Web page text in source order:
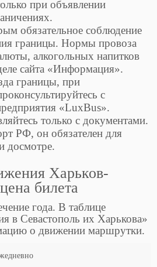
при объявлении
обязательное соблюдение
границы. Нормы провоза
алкогольных напитков
сайта «Информация».
границы, при
с
«LuxBus».
только с документами.
РФ, он обязателен для
досмотре.
Харьков-
билета
года. В таблице
в Севастополь их Харькова»
о движении маршрутки.